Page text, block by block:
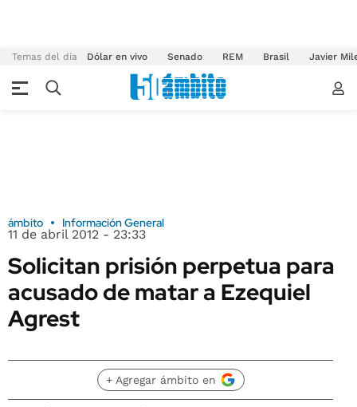
Temas del día Dólar en vivo Senado REM Brasil Javier
ámbito Información General
11 de abril 2012 - 23:33
Solicitan prisión perpetua para
acusado de matar a Ezequiel
Agrest
+ Agregar ámbito en